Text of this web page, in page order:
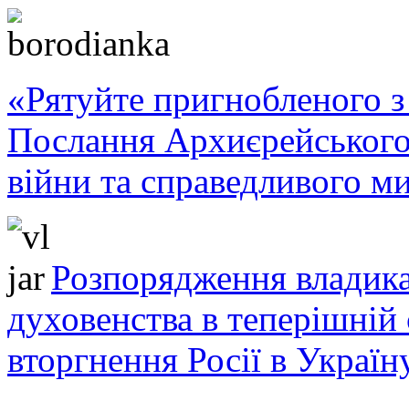
«Рятуйте пригнобленого
Послання
війни та справедливого
Розпорядження
духовенства в теперішній
вторгнення Росії в